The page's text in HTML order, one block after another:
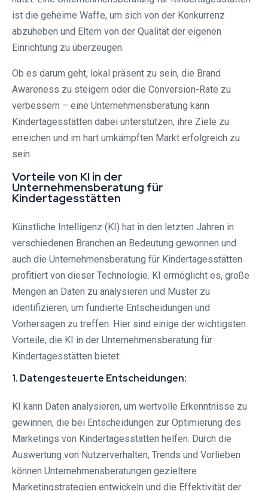
ist die geheime Waffe, um sich von der Konkurrenz
abzuheben und Eltern von der Qualität der eigenen
Einrichtung zu überzeugen.
Ob es darum geht, lokal präsent zu sein, die Brand
Awareness zu steigern oder die Conversion-Rate zu
verbessern – eine Unternehmensberatung kann
Kindertagesstätten dabei unterstützen, ihre Ziele zu
erreichen und im hart umkämpften Markt erfolgreich zu
sein.
Vorteile von KI in der
Unternehmensberatung für
Kindertagesstätten
Künstliche Intelligenz (KI) hat in den letzten Jahren in
verschiedenen Branchen an Bedeutung gewonnen und
auch die Unternehmensberatung für Kindertagesstätten
profitiert von dieser Technologie. KI ermöglicht es, große
Mengen an Daten zu analysieren und Muster zu
identifizieren, um fundierte Entscheidungen und
Vorhersagen zu treffen. Hier sind einige der wichtigsten
Vorteile, die KI in der Unternehmensberatung für
Kindertagesstätten bietet:
1. Datengesteuerte Entscheidungen:
KI kann Daten analysieren, um wertvolle Erkenntnisse zu
gewinnen, die bei Entscheidungen zur Optimierung des
Marketings von Kindertagesstätten helfen. Durch die
Auswertung von Nutzerverhalten, Trends und Vorlieben
können Unternehmensberatungen gezieltere
Marketingstrategien entwickeln und die Effektivität der